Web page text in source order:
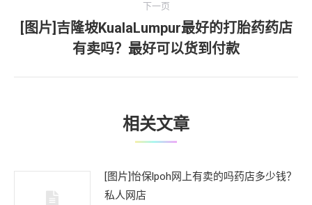
下一页
下
一
文
[图片]吉隆坡KualaLumpur最好的打胎药药店
有卖吗？最好可以货到付款
相关文章
[图片]怡保lpoh网上有卖的吗药店多少钱？
私人网店